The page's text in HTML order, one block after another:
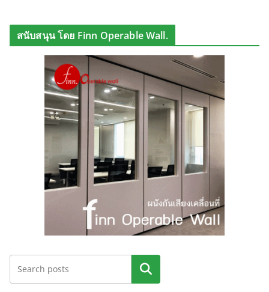
สนับสนุน โดย Finn Operable Wall.
ค้นหา